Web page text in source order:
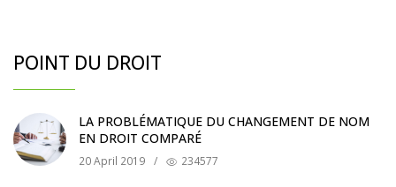
POINT DU DROIT
LA PROBLÉMATIQUE DU CHANGEMENT DE NOM
EN DROIT COMPARÉ
20 April 2019 / 234577